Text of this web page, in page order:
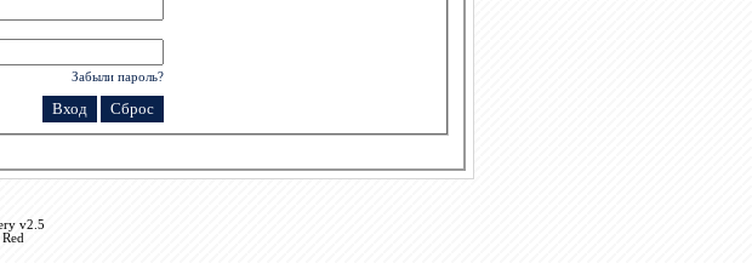
Забыли пароль?
v2.5